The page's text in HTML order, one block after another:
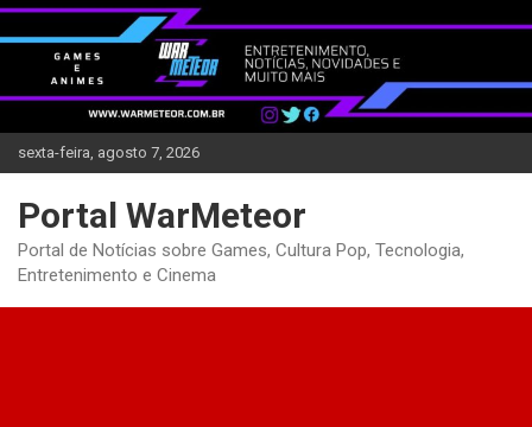
Skip
to
content
sexta-feira, agosto 7, 2026
Portal WarMeteor
Portal de Notícias sobre Games, Cultura Pop, Tecnologia,
Entretenimento e Cinema